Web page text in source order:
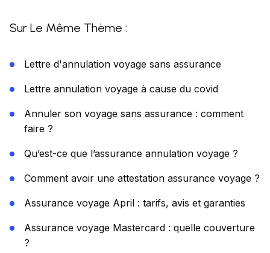
Sur Le Même Thème :
Lettre d'annulation voyage sans assurance
Lettre annulation voyage à cause du covid
Annuler son voyage sans assurance : comment
faire ?
Qu’est-ce que l’assurance annulation voyage ?
Comment avoir une attestation assurance voyage ?
Assurance voyage April : tarifs, avis et garanties
Assurance voyage Mastercard : quelle couverture
?